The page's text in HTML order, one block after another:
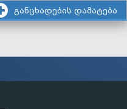
განცხადების დამატება